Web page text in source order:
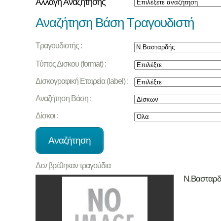
Αλλαγή Αναζήτησης
Αναζήτηση Βάση Τραγουδιστή
Τραγουδιστής :
Τύπος Δισκου (format) :
Δισκογραφική Εταιρεία (label) :
Αναζήτηση Βάση :
Δίσκοι :
Δεν βρέθηκαν τραγούδια